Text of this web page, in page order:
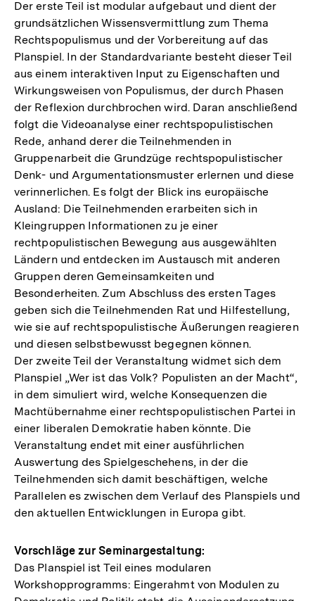
Der erste Teil ist modular aufgebaut und dient der
grundsätzlichen Wissensvermittlung zum Thema
Rechtspopulismus und der Vorbereitung auf das
Planspiel. In der Standardvariante besteht dieser Teil
aus einem interaktiven Input zu Eigenschaften und
Wirkungsweisen von Populismus, der durch Phasen
der Reflexion durchbrochen wird. Daran anschließend
folgt die Videoanalyse einer rechtspopulistischen
Rede, anhand derer die Teilnehmenden in
Gruppenarbeit die Grundzüge rechtspopulistischer
Denk- und Argumentationsmuster erlernen und diese
verinnerlichen. Es folgt der Blick ins europäische
Ausland: Die Teilnehmenden erarbeiten sich in
Kleingruppen Informationen zu je einer
rechtpopulistischen Bewegung aus ausgewählten
Ländern und entdecken im Austausch mit anderen
Gruppen deren Gemeinsamkeiten und
Besonderheiten. Zum Abschluss des ersten Tages
geben sich die Teilnehmenden Rat und Hilfestellung,
wie sie auf rechtspopulistische Äußerungen reagieren
und diesen selbstbewusst begegnen können.
Der zweite Teil der Veranstaltung widmet sich dem
Planspiel „Wer ist das Volk? Populisten an der Macht“,
in dem simuliert wird, welche Konsequenzen die
Machtübernahme einer rechtspopulistischen Partei in
einer liberalen Demokratie haben könnte. Die
Veranstaltung endet mit einer ausführlichen
Auswertung des Spielgeschehens, in der die
Teilnehmenden sich damit beschäftigen, welche
Parallelen es zwischen dem Verlauf des Planspiels und
den aktuellen Entwicklungen in Europa gibt.
Vorschläge zur Seminargestaltung:
Das Planspiel ist Teil eines modularen
Workshopprogramms: Eingerahmt von Modulen zu